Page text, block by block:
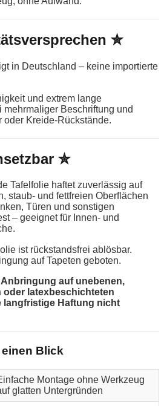
✮
in Deutschland – keine importierte
und extrem lange
mehrmaliger Beschriftung und
oder Kreide-Rückstände.
✮
Tafelfolie haftet zuverlässig auf
staub- und fettfreien Oberflächen
Türen und sonstigen
– geeignet für Innen- und
ist rückstandsfrei ablösbar.
auf Tapeten geboten.
auf unebenen,
latexbeschichteten
langfristige Haftung nicht
Blick
Montage ohne Werkzeug
glatten Untergründen